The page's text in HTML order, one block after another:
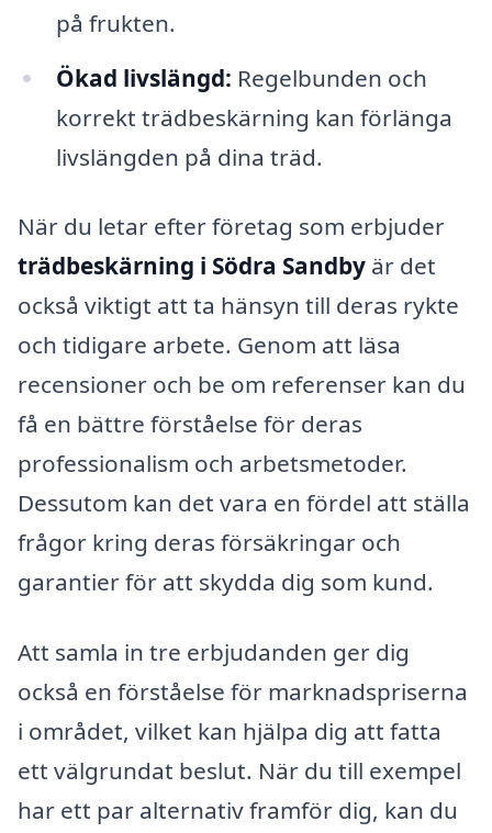
på frukten.
Ökad livslängd: Regelbunden och
korrekt trädbeskärning kan förlänga
livslängden på dina träd.
När du letar efter företag som erbjuder
trädbeskärning i Södra Sandby är det
också viktigt att ta hänsyn till deras rykte
och tidigare arbete. Genom att läsa
recensioner och be om referenser kan du
få en bättre förståelse för deras
professionalism och arbetsmetoder.
Dessutom kan det vara en fördel att ställa
frågor kring deras försäkringar och
garantier för att skydda dig som kund.
Att samla in tre erbjudanden ger dig
också en förståelse för marknadspriserna
i området, vilket kan hjälpa dig att fatta
ett välgrundat beslut. När du till exempel
har ett par alternativ framför dig, kan du